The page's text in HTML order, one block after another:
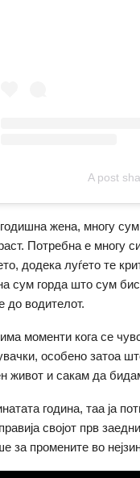
A post
жена, многу
Потребна е многу
додека луѓето те
сум горда што сум
до водителот.
моменти кога се
особено затоа
живот и сакам да
година, таа ја
својот прв
за промените во